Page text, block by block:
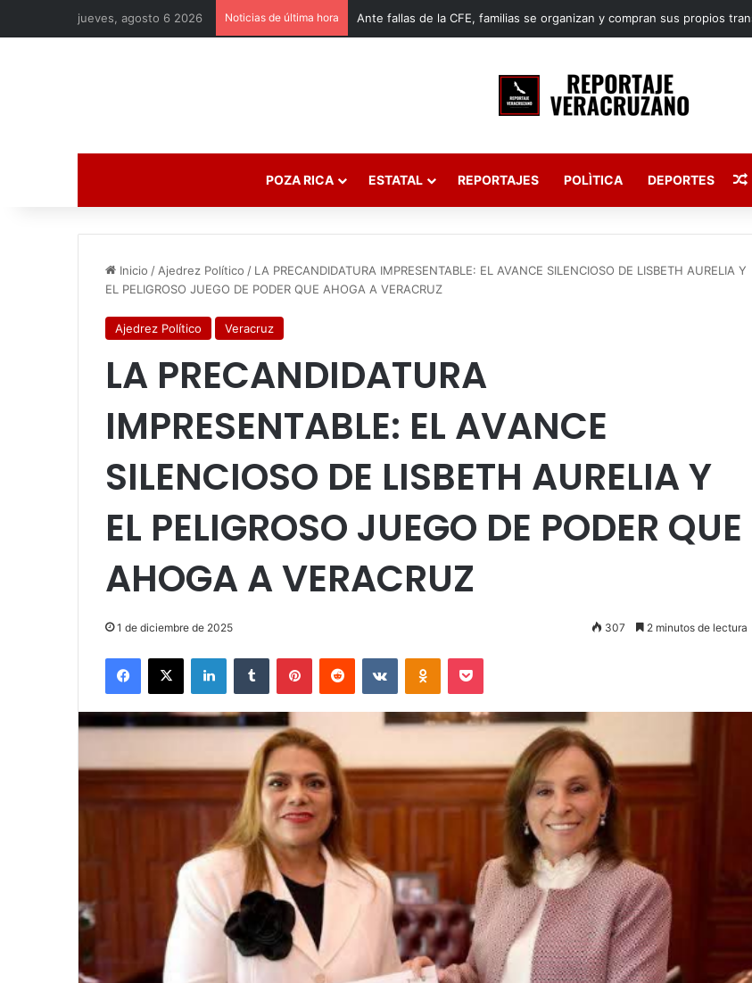
jueves, agosto 6 2026 Noticias de última hora
POZA RICA ESTATAL REPORTAJES POLÌTICA DEPORTES
Inicio / Ajedrez Político / LA PRECANDIDATURA IMPRESENTABLE: EL AVANCE SILENCIOSO DE LISBETH AURELIA Y
EL PELIGROSO JUEGO DE PODER QUE AHOGA A VERACRUZ
Ajedrez Político Veracruz
LA PRECANDIDATURA
IMPRESENTABLE: EL AVANCE
SILENCIOSO DE LISBETH AURELIA Y
EL PELIGROSO JUEGO DE PODER QUE
AHOGA A VERACRUZ
1 de diciembre de 2025 307 2 minutos de lectura
Facebook
X LinkedInTumblr PinterestReddit VKontakteOdnoklassniki
Pocket